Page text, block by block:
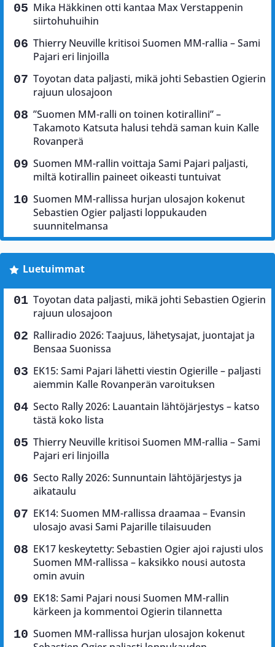
Mika Häkkinen otti kantaa Max Verstappenin
siirtohuhuihin
Thierry Neuville kritisoi Suomen MM-rallia – Sami
Pajari eri linjoilla
Toyotan data paljasti, mikä johti Sebastien Ogierin
rajuun ulosajoon
”Suomen MM-ralli on toinen kotirallini” –
Takamoto Katsuta halusi tehdä saman kuin Kalle
Rovanperä
Suomen MM-rallin voittaja Sami Pajari paljasti,
miltä kotirallin paineet oikeasti tuntuivat
Suomen MM-rallissa hurjan ulosajon kokenut
Sebastien Ogier paljasti loppukauden
suunnitelmansa
Luetuimmat
Toyotan data paljasti, mikä johti Sebastien Ogierin
rajuun ulosajoon
Ralliradio 2026: Taajuus, lähetysajat, juontajat ja
Bensaa Suonissa
EK15: Sami Pajari lähetti viestin Ogierille – paljasti
aiemmin Kalle Rovanperän varoituksen
Secto Rally 2026: Lauantain lähtöjärjestys – katso
tästä koko lista
Thierry Neuville kritisoi Suomen MM-rallia – Sami
Pajari eri linjoilla
Secto Rally 2026: Sunnuntain lähtöjärjestys ja
aikataulu
EK14: Suomen MM-rallissa draamaa – Evansin
ulosajo avasi Sami Pajarille tilaisuuden
EK17 keskeytetty: Sebastien Ogier ajoi rajusti ulos
Suomen MM-rallissa – kaksikko nousi autosta
omin avuin
EK18: Sami Pajari nousi Suomen MM-rallin
kärkeen ja kommentoi Ogierin tilannetta
Suomen MM-rallissa hurjan ulosajon kokenut